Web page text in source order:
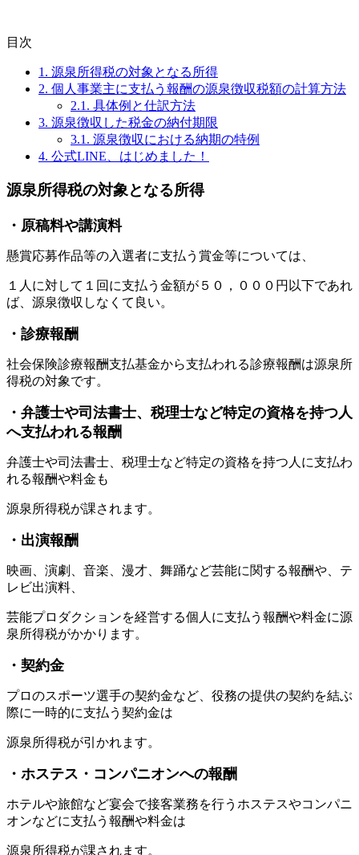
目次
1. 源泉所得税の対象となる所得
2. 個人事業主に支払う報酬の源泉徴収税額の計算方法
2.1. 具体例と仕訳方法
3. 源泉徴収した税金の納付期限
3.1. 源泉徴収における納期の特例
4. 公式LINE、はじめました！
源泉所得税の対象となる所得
・原稿料や講演料
懸賞応募作品等の入選者に支払う賞金等については、
１人に対して１回に支払う金額が５０，０００円以下であれ
ば、源泉徴収しなくて良い。
・診療報酬
社会保険診療報酬支払基金から支払われる診療報酬は源泉所
得税の対象です。
・弁護士や司法書士、税理士など特定の資格を持つ人
へ支払われる報酬
弁護士や司法書士、税理士など特定の資格を持つ人に支払わ
れる報酬や料金も
源泉所得税が課されます。
・出演報酬
映画、演劇、音楽、漫才、舞踊など芸能に関する報酬や、テ
レビ出演料、
芸能プロダクションを経営する個人に支払う報酬や料金に源
泉所得税がかかります。
・契約金
プロのスポーツ選手の契約金など、役務の提供の契約を結ぶ
際に一時的に支払う契約金は
源泉所得税が引かれます。
・ホステス・コンパニオンへの報酬
ホテルや旅館など宴会で接客業務を行うホステスやコンパニ
オンなどに支払う報酬や料金は
源泉所得税が課されます。